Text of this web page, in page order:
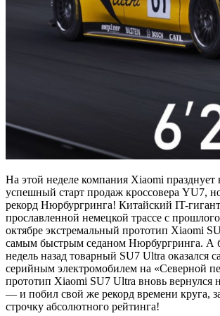
На этой неделе компания Xiaomi празднует
успешный старт продаж кроссовера YU7,
рекорд Нюрбургринга! Китайский IT-гигант
прославленной немецкой трассе с
октябре экстремальный прототип Xiaomi
самым быстрым седаном Нюрбургринга. А
недель назад товарный SU7 Ultra оказался
серийным электромобилем на «Северной
прототип Xiaomi SU7 Ultra вновь вернулся
— и побил свой же рекорд времени круга,
строчку абсолютного рейтинга!